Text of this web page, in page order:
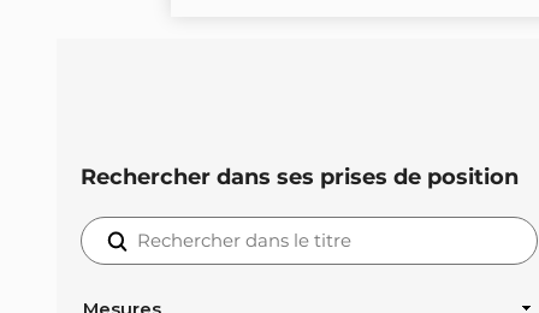
Rechercher dans ses prises de position